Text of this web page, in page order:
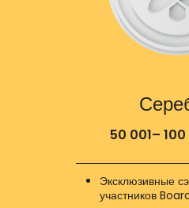
50 001–
Эксклюзивные
участников